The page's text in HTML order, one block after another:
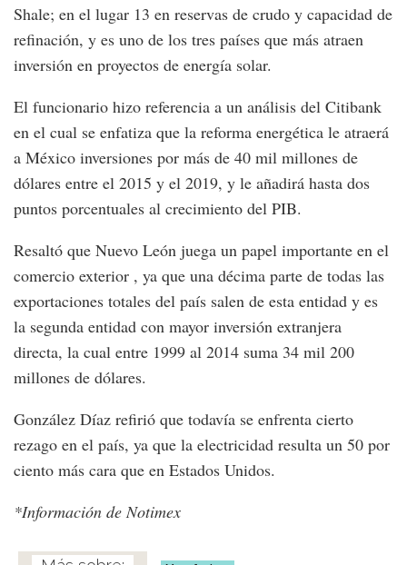
Shale; en el lugar 13 en reservas de crudo y capacidad de
refinación, y es uno de los tres países que más atraen
inversión en proyectos de energía solar.
El funcionario hizo referencia a un análisis del Citibank
en el cual se enfatiza que la reforma energética le atraerá
a México inversiones por más de 40 mil millones de
dólares entre el 2015 y el 2019, y le añadirá hasta dos
puntos porcentuales al crecimiento del PIB.
Resaltó que Nuevo León juega un papel importante en el
comercio exterior , ya que una décima parte de todas las
exportaciones totales del país salen de esta entidad y es
la segunda entidad con mayor inversión extranjera
directa, la cual entre 1999 al 2014 suma 34 mil 200
millones de dólares.
González Díaz refirió que todavía se enfrenta cierto
rezago en el país, ya que la electricidad resulta un 50 por
ciento más cara que en Estados Unidos.
*Información de Notimex